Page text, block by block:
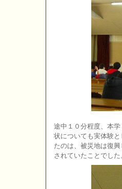
途中１０分程度、本
状についても実体験
たのは、被災地は復
されていたことでした